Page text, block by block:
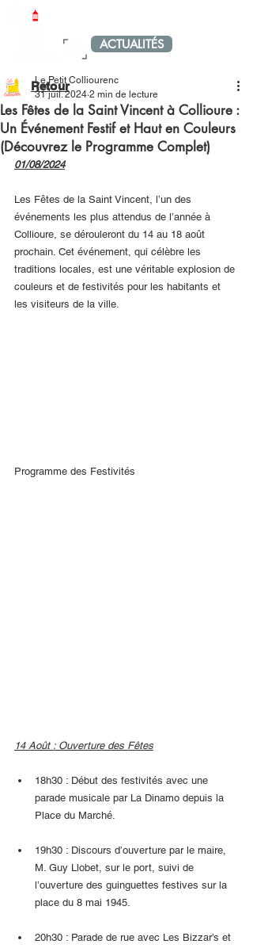
ACTUALITÉS
Les Fêtes de la Saint Vincent à Collioure :
Un Événement Festif et Haut en Couleurs
(Découvrez le Programme Complet)
Le Petit Colliourenc
31 juil. 2024 2 min de lecture
01/08/2024
Les Fêtes de la Saint Vincent, l’un des
événements les plus attendus de l’année à
Collioure, se dérouleront du 14 au 18 août
prochain. Cet événement, qui célèbre les
traditions locales, est une véritable explosion de
couleurs et de festivités pour les habitants et
les visiteurs de la ville.
Programme des Festivités
14 Août : Ouverture des Fêtes
18h30 : Début des festivités avec une
parade musicale par La Dinamo depuis la
Place du Marché.
19h30 : Discours d’ouverture par le maire,
M. Guy Llobet, sur le port, suivi de
l’ouverture des guinguettes festives sur la
place du 8 mai 1945.
20h30 : Parade de rue avec Les Bizzar’s et
Retour